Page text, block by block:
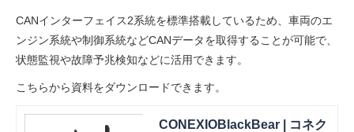
CANインターフェイス2系統を標準搭載しているため、車両のエ
ンジン系統や制御系統などCANデータを取得することが可能で、
状態監視や故障予兆検知などに活用できます。
こちらから資料をダウンロードできます。
CONEXIOBlackBear | コネク